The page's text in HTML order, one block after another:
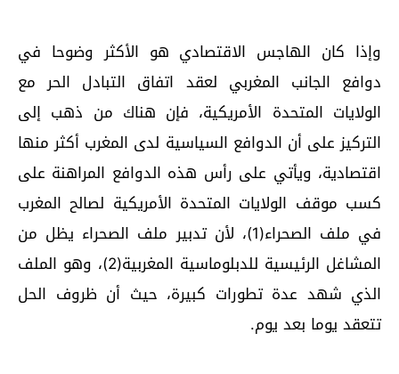
وإذا كان الهاجس الاقتصادي هو الأكثر وضوحا في
دوافع الجانب المغربي لعقد اتفاق التبادل الحر مع
الولايات المتحدة الأمريكية، فإن هناك من ذهب إلى
التركيز على أن الدوافع السياسية لدى المغرب أكثر منها
اقتصادية، ويأتي على رأس هذه الدوافع المراهنة على
كسب موقف الولايات المتحدة الأمريكية لصالح المغرب
في ملف الصحراء(1)، لأن تدبير ملف الصحراء يظل من
المشاغل الرئيسية للدبلوماسية المغربية(2)، وهو الملف
الذي شهد عدة تطورات كبيرة، حيث أن ظروف الحل
تتعقد يوما بعد يوم.